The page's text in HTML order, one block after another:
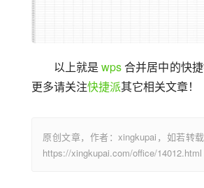
以上就是 wps 合并居中的快捷
更多请关注快捷派其它相关文章！
原创文章，作者：xingkupai，如若转载
https://xingkupai.com/office/14012.html